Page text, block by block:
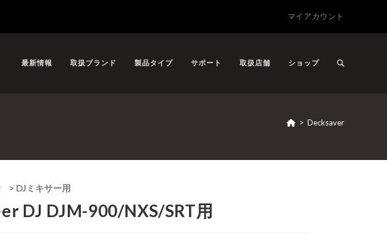
マイアカウント
最新情報 取扱ブランド 製品タイプ サポート 取扱店舗 ショップ
> Decksaver
> DJミキサー用
DJ DJM-900/NXS/SRT用